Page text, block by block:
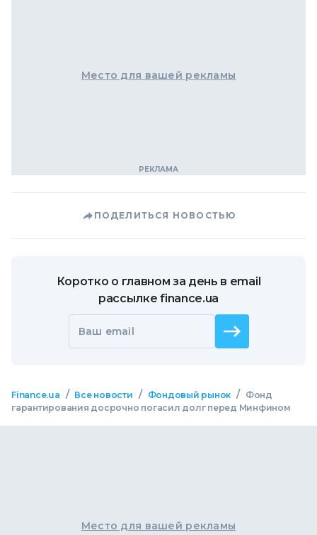
Место для вашей рекламы
ПОДЕЛИТЬСЯ НОВОСТЬЮ
Коротко о главном за день в email
рассылке finance.ua
Ваш email
Finance.ua / Все новости / Фондовый рынок /
Фонд
гарантирования досрочно погасил долг перед Минфином
Место для вашей рекламы